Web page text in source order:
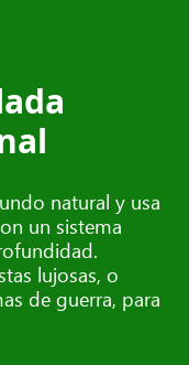
natural y usa
un sistema
lujosas, o
de guerra, para